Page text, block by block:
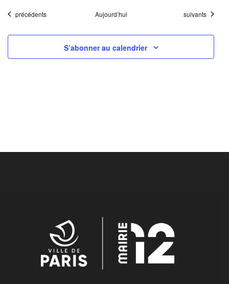
Évènements
précédents Aujourd’hui Évènements
suivants
S’abonner au calendrier